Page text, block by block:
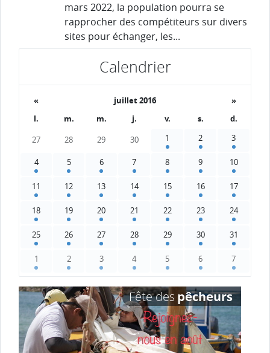
mars 2022, la population pourra se
rapprocher des compétiteurs sur divers
sites pour échanger, les...
Calendrier
« juillet 2016
»
l.
m. m. j. v. s. d.
27 28 29 30 1 2 3
4 5 6 7 8 9 10
11 12 13 14 15 16 17
18 19 20 21 22 23 24
25 26 27 28 29 30 31
1 2 3 4 5 6 7